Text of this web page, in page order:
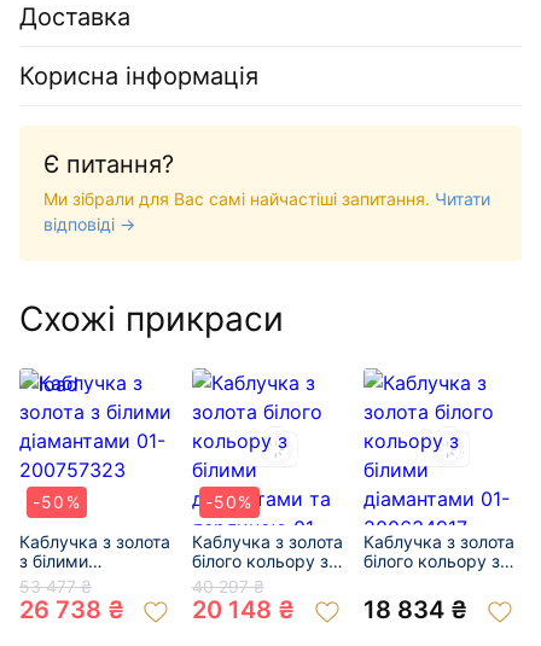
Доставка
Корисна інформація
Є питання?
Ми зібрали для Вас самі найчастіші запитання. Читати
відповіді →
Схожі прикраси
-50%
Каблучка з золота
з білими
діамантами 01-
200757323
53 477 ₴
26 738 ₴
-50%
Каблучка з золота
білого кольору з
білими діамантами
та перлиною 01-
200327197
40 297 ₴
20 148 ₴
Каблучка з золота
білого кольору з
01-200634917
18 834 ₴